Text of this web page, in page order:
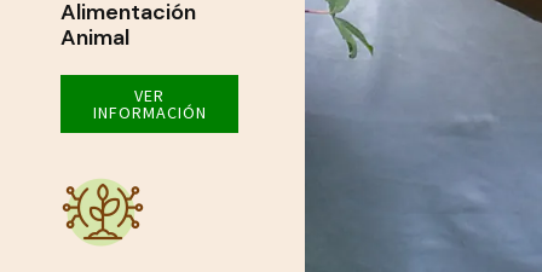
Alimentación
Animal
VER
INFORMACIÓN